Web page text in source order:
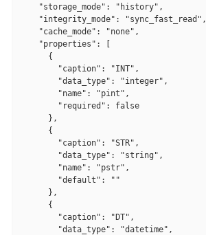
    "storage_mode": "history",
    "integrity_mode": "sync_fast_read",
    "cache_mode": "none",
    "properties": [
      {
        "caption": "INT",
        "data_type": "integer",
        "name": "pint",
        "required": false
      },
      {
        "caption": "STR",
        "data_type": "string",
        "name": "pstr",
        "default": ""
      },
      {
        "caption": "DT",
        "data_type": "datetime",